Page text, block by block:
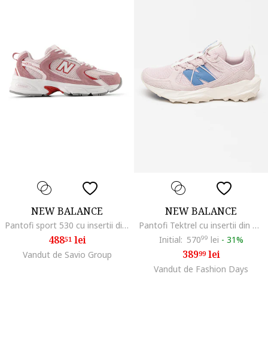
NEW BALANCE
Pantofi sport 530 cu insertii din material textil, Roz pal/Roz prafuit
48851lei
Vandut de Savio Group
NEW BALANCE
Pantofi Tektrel cu insertii din plasa pentru alergare, Roz pal
Initial: 57099 lei - 31%
38999lei
Vandut de Fashion Days